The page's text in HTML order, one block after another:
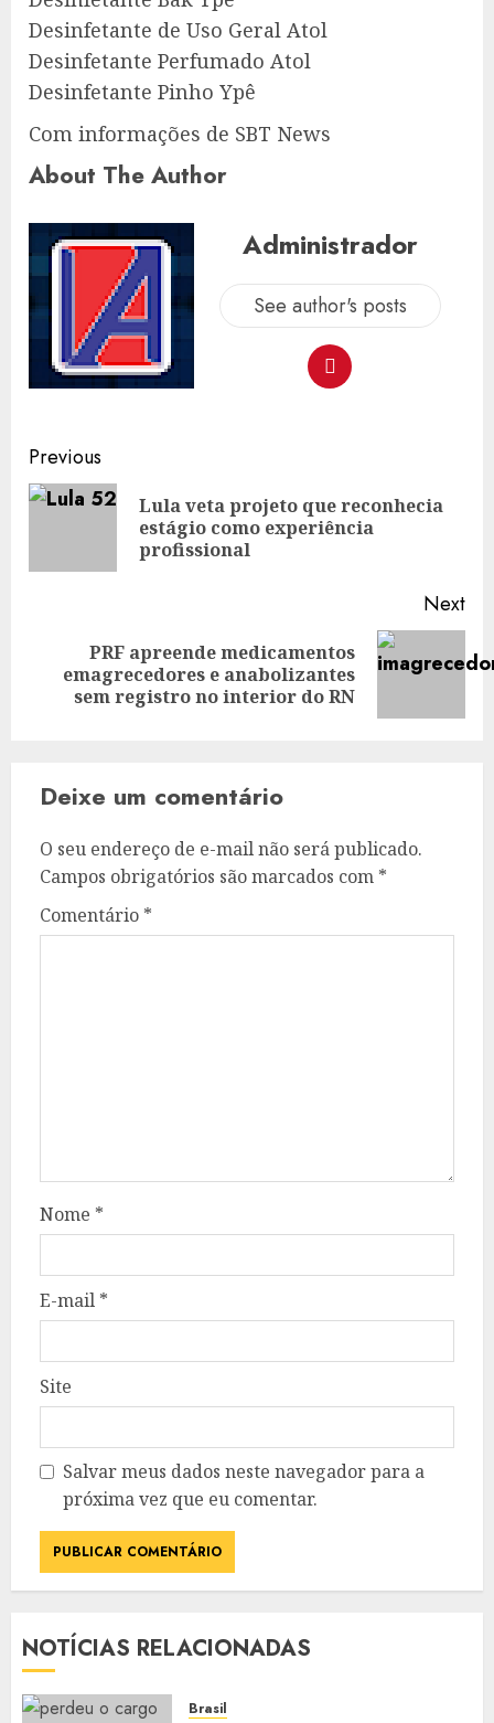
Desinfetante de Uso Geral Atol
Desinfetante Perfumado Atol
Desinfetante Pinho Ypê
Com informações de SBT News
About The Author
Administrador
See author's posts
Post
navigation
Previous
Lula veta projeto que reconhecia
estágio como experiência
profissional
Next
Next
post:
PRF apreende medicamentos
emagrecedores e anabolizantes
sem registro no interior do RN
Deixe um comentário
O seu endereço de e-mail não será publicado.
Campos obrigatórios são marcados com *
Comentário *
Nome *
E-mail *
Site
Salvar meus dados neste navegador para a
próxima vez que eu comentar.
NOTÍCIAS RELACIONADAS
Brasil